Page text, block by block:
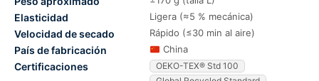
Elasticidad Ligera (≈5 % mecánica)
Velocidad de secado Rápido (≤30 min al aire)
País de fabricación China
Certificaciones
OEKO-TEX® Std 100